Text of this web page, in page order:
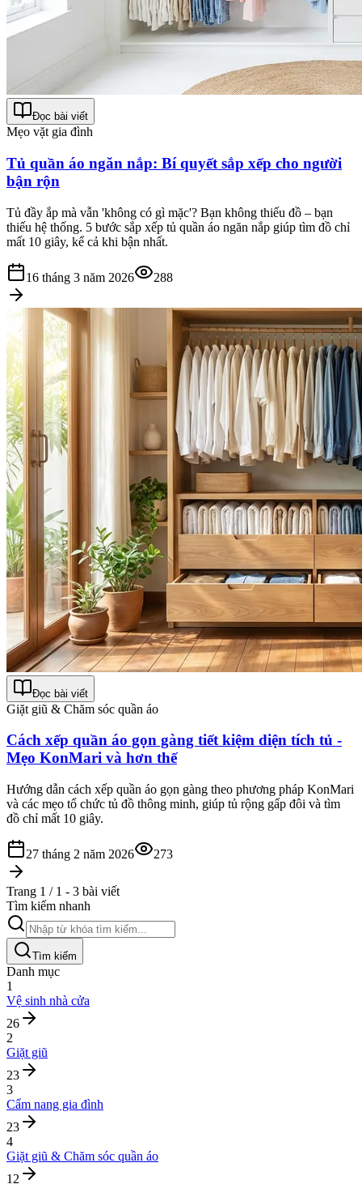
Đọc bài viết
Mẹo vặt gia đình
Tủ quần áo ngăn nắp: Bí quyết sắp xếp cho người
bận rộn
Tủ đầy ắp mà vẫn 'không có gì mặc'? Bạn không thiếu đồ – bạn
thiếu hệ thống. 5 bước sắp xếp tủ quần áo ngăn nắp giúp tìm đồ chỉ
mất 10 giây, kể cả khi bận nhất.
16 tháng 3 năm 2026 288
Đọc bài viết
Giặt giũ & Chăm sóc quần áo
Cách xếp quần áo gọn gàng tiết kiệm diện tích tủ -
Mẹo KonMari và hơn thế
Hướng dẫn cách xếp quần áo gọn gàng theo phương pháp KonMari
và các mẹo tổ chức tủ đồ thông minh, giúp tủ rộng gấp đôi và tìm
đồ chỉ mất 10 giây.
27 tháng 2 năm 2026 273
Trang 1 / 1 - 3 bài viết
Tìm kiếm nhanh
Tìm kiếm
Danh mục
1
Vệ sinh nhà cửa
26
2
Giặt giũ
23
3
Cẩm nang gia đình
23
4
Giặt giũ & Chăm sóc quần áo
12